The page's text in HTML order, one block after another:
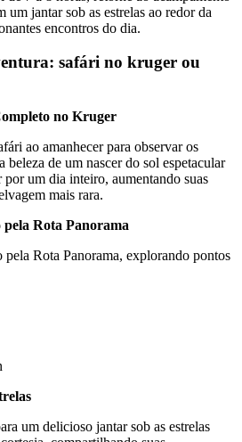
um jantar sob as estrelas ao redor da
encontros do dia.
safári no kruger ou
no Kruger
ao amanhecer para observar os
beleza de um nascer do sol espetacular
um dia inteiro, aumentando suas
mais rara.
Rota Panorama
Rota Panorama, explorando pontos
um delicioso jantar sob as estrelas